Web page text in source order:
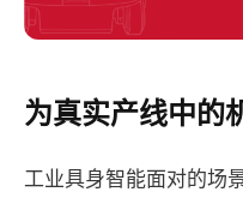
为真实产线中的
工业具身智能面对的场